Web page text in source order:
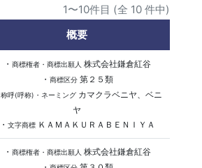
1〜10件目 (全 10 件中)
概要
・ 商標権者・商標出願人 株式会社鎌倉紅谷
・ 商標区分第２５類
称呼(呼称)・ネーミングカマクラベニヤ、ベニ
ヤ
・ 文字商標ＫＡＭＡＫＵＲＡＢＥＮＩＹＡ
・ 商標権者・商標出願人 株式会社鎌倉紅谷